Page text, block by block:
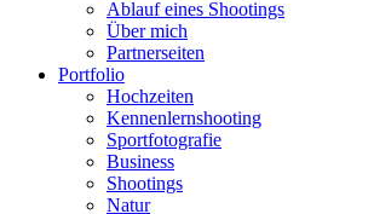
Ablauf eines Shootings
Über mich
Partnerseiten
Portfolio
Hochzeiten
Kennenlernshooting
Sportfotografie
Business
Shootings
Natur